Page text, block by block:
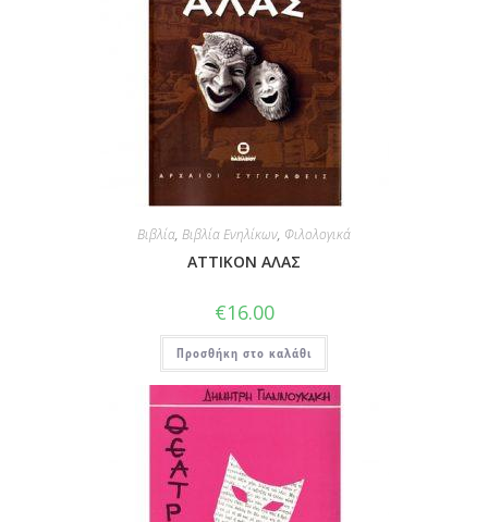
Βιβλία, Βιβλία Ενηλίκων, Φιλολογικά
ΑΤΤΙΚΟΝ ΑΛΑΣ
€16.00
Προσθήκη στο καλάθι